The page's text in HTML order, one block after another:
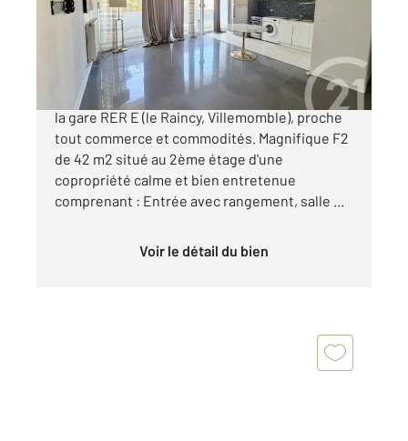
Appartement F2 à vendre
189 000 €
SECTEUR CENTRE-VILLE Située à 3 minute de
la gare RER E (le Raincy, Villemomble), proche
tout commerce et commodités. Magnifique F2
de 42 m2 situé au 2ème étage d'une
copropriété calme et bien entretenue
comprenant : Entrée avec rangement, salle ...
Voir le détail du bien